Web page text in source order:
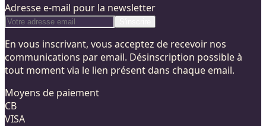
Adresse e-mail pour la newsletter
En vous inscrivant, vous acceptez de recevoir nos
communications par email. Désinscription possible à
tout moment via le lien présent dans chaque email.
Moyens de paiement
CB
VISA